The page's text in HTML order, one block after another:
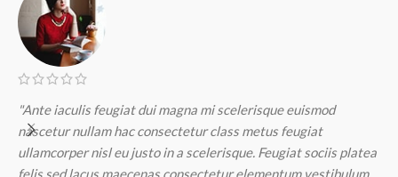
"Ante iaculis feugiat dui magna mi scelerisque euismod
nascetur nullam hac consectetur class metus feugiat
ullamcorper nisl eu justo in a scelerisque. Feugiat sociis platea
felis sed lacus maecenas consectetur elementum vestibulum